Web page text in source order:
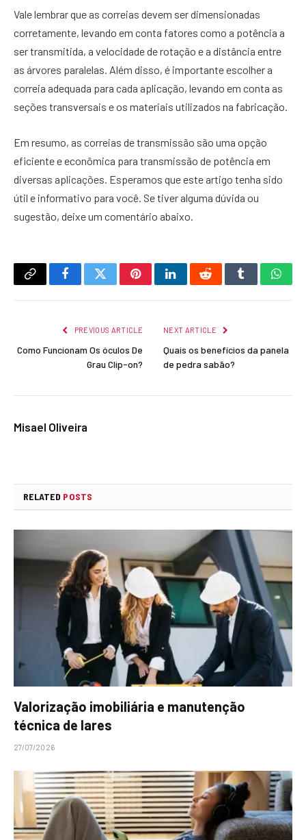
Vale lembrar que as correias devem ser dimensionadas
corretamente, levando em conta fatores como a potência a
ser transmitida, a velocidade de rotação e a distância entre
as árvores paralelas. Além disso, é importante escolher a
correia adequada para cada aplicação, levando em conta as
seções transversais e os materiais utilizados na fabricação.
Em resumo, as correias de transmissão são uma opção
eficiente e econômica para transmissão de potência em
diversas aplicações. Esperamos que este artigo tenha sido
útil e informativo para você. Se tiver alguma dúvida ou
sugestão, deixe um comentário abaixo.
Copy
FacebookTwitterPinterestLinkedInRedditTumblr
PREVIOUS ARTICLE
Como Funcionam Os óculos De
Grau Clip-on?
NEXT ARTICLE
Quais os benefícios da panela
de pedra sabão?
Misael Oliveira
RELATED POSTS
Valorização imobiliária e manutenção
técnica de lares
27/07/2026